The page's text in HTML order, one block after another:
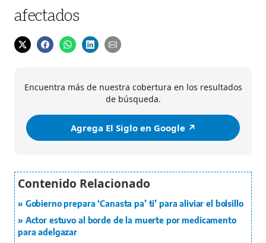
afectados
Encuentra más de nuestra cobertura en los resultados
de búsqueda.
Agrega El Siglo en Google ↗️
Gobierno prepara ‘Canasta pa’ ti’ para aliviar el bolsillo
Actor estuvo al borde de la muerte por medicamento
para adelgazar